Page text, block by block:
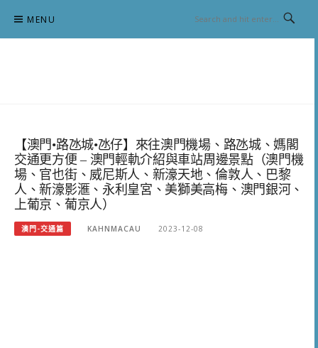
content
MENU
【澳門•路氹城•氹仔】來往澳門機場、路氹城、媽閣
交通更方便 – 澳門輕軌介紹與車站周邊景點（澳門機
場、官也街、威尼斯人、新濠天地、倫敦人、巴黎
人、新濠影滙、永利皇宮、美獅美高梅、澳門銀河、
上葡京、葡京人）
澳門-交通篇 KAHNMACAU 2023-12-08